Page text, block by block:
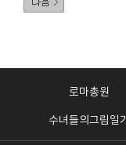
로마총원
수녀들의그림일기